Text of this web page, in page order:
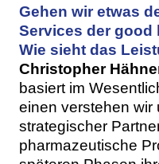
Gehen wir etwas
Services der good
Wie sieht das
Christopher
basiert im
einen verstehen wir
strategischer
pharmazeutische